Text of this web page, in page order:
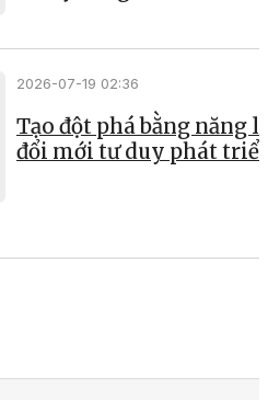
2026-07-19 02:36
Tạo đột phá bằng năng
đổi mới tư duy phát